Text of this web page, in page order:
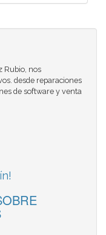
Rubio, nos
desde reparaciones
de software y venta